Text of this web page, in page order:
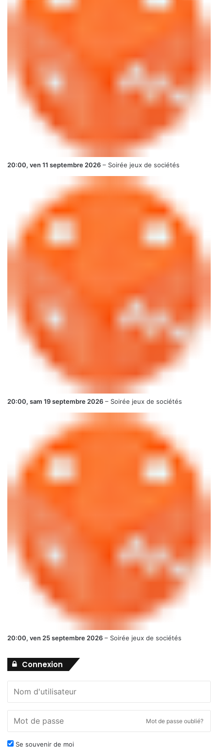
20:00, ven 11 septembre 2026 – Soirée jeux de sociétés
20:00, sam 19 septembre 2026 – Soirée jeux de sociétés
20:00, ven 25 septembre 2026 – Soirée jeux de sociétés
Connexion
Mot de passe oublié?
Se souvenir de moi